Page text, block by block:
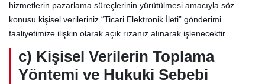
hizmetlerin pazarlama süreçlerinin yürütülmesi amacıyla söz
konusu kişisel verileriniz “Ticari Elektronik İleti” gönderimi
faaliyetimize ilişkin olarak açık rızanız alınarak işlenecektir.
c) Kişisel Verilerin Toplama
Yöntemi ve Hukuki Sebebi